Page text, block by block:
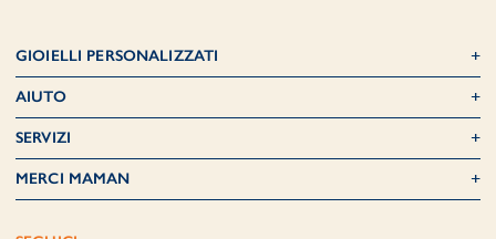
GIOIELLI PERSONALIZZATI
AIUTO
SERVIZI
MERCI MAMAN